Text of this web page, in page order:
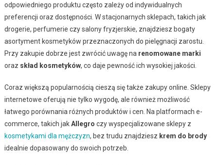
odpowiedniego produktu często zależy od indywidualnych
preferencji oraz dostępności. W stacjonarnych sklepach, takich jak
drogerie, perfumerie czy salony fryzjerskie, znajdziesz bogaty
asortyment kosmetyków przeznaczonych do pielęgnacji zarostu.
Przy zakupie dobrze jest zwrócić uwagę na renomowane marki
oraz skład kosmetyków, co daje pewność ich wysokiej jakości.
Coraz większą popularnością cieszą się także zakupy online. Sklepy
internetowe oferują nie tylko wygodę, ale również możliwość
łatwego porównania różnych produktów i cen. Na platformach e-
commerce, takich jakAllegro czy wyspecjalizowane sklepy z
kosmetykami dla mężczyzn, bez trudu znajdziesz krem do brody
idealnie dopasowany do swoich potrzeb.